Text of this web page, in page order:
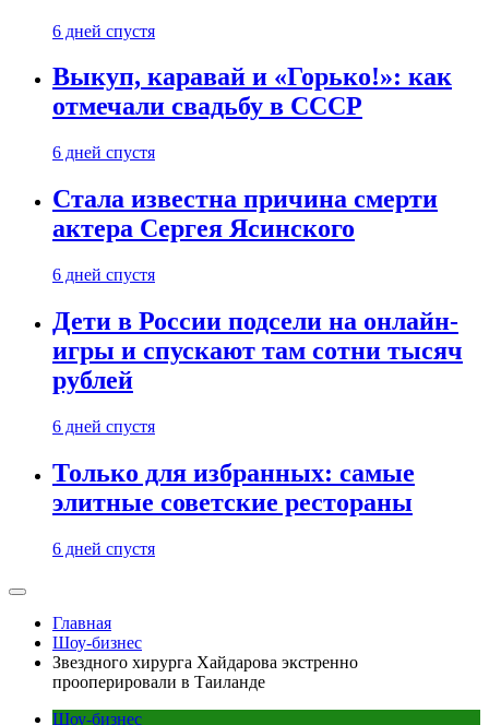
6 дней спустя
Выкуп, каравай и «Горько!»: как
отмечали свадьбу в СССР
6 дней спустя
Стала известна причина смерти
актера Сергея Ясинского
6 дней спустя
Дети в России подсели на онлайн-
игры и спускают там сотни тысяч
рублей
6 дней спустя
Только для избранных: самые
элитные советские рестораны
6 дней спустя
Главная
Шоу-бизнес
Звездного хирурга Хайдарова экстренно
прооперировали в Таиланде
Шоу-бизнес